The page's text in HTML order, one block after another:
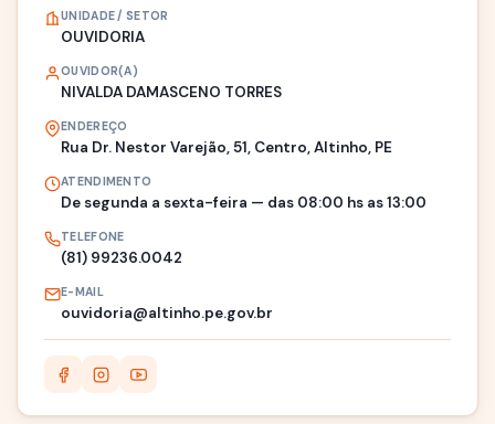
UNIDADE / SETOR
OUVIDORIA
OUVIDOR(A)
NIVALDA DAMASCENO TORRES
ENDEREÇO
Rua Dr. Nestor Varejão, 51, Centro, Altinho, PE
ATENDIMENTO
De segunda a sexta-feira — das 08:00 hs as 13:00
TELEFONE
(81) 99236.0042
E-MAIL
ouvidoria@altinho.pe.gov.br